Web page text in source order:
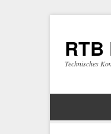
Technisches